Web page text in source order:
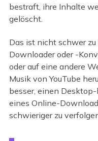
bestraft, ihre Inhalte
gelöscht.
Das ist nicht schwer
Downloader oder -
oder auf eine andere
Musik von YouTube
besser, einen
eines Online-
schwieriger zu